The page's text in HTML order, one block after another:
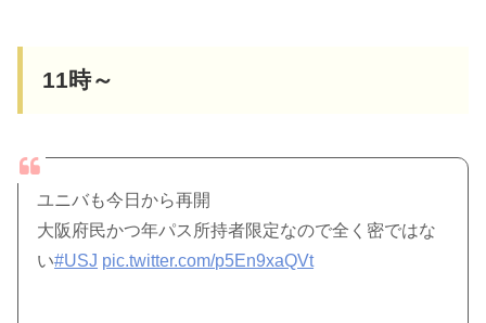
11時～
ユニバも今日から再開
大阪府民かつ年パス所持者限定なので全く密ではな
い#USJ pic.twitter.com/p5En9xaQVt